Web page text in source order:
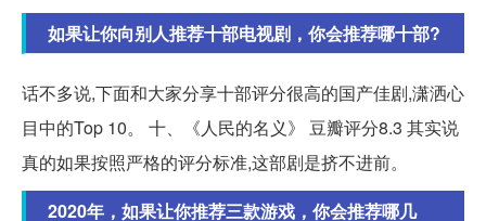
如果让你向别人推荐十部电视剧，你会推荐哪十部?
话不多说,下面和大家分享十部评分很高的国产佳剧,潇洒心
目中的Top 10。 十、《人民的名义》 豆瓣评分8.3 其实说
真的如果按照严格的评分标准,这部剧是挤不进前。
2020年，如果让你推荐三款游戏，你会推荐哪几